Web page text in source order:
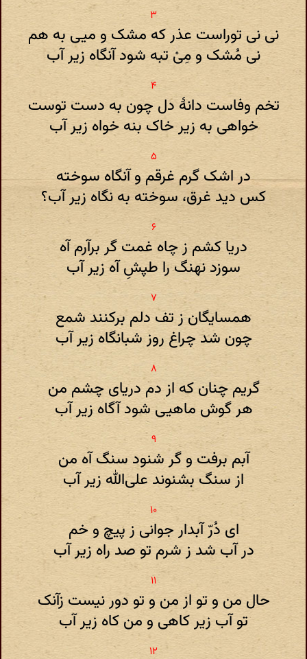
نی نی توراست عذر که مشک و میی به هم
نی مُشک و مِیْ تبه شود آنگاه زیر آب
تخم وفاست دانهٔ دل چون به دست توست
خواهی به زیر خاک بنه خواه زیر آب
در اشک گرم غرقم و آنگاه سوخته
کس دید غرق، سوخته به نگاه زیر آب؟
دریا کشم ز چاه غمت گر برآرم آه
سوزد نهنگ را طپشِ آه زیر آب
همسایگان ز تف دلم برکنند شمع
چون شد چراغ روز شبانگاه زیر آب
گریم چنان که از دم دریای چشم من
هر گوش ماهیی شود آگاه زیر آب
آبم برفت و گر شنود سنگ آه من
از سنگ بشنوند علی‌الله زیر آب
ای دُرّ آبدار جوانی ز پیچ و خم
در آب شد ز شرم تو صد راه زیر آب
حال من و تو از من و تو دور نیست زآنک
تو آب زیر کاهی و من کاه زیر آب